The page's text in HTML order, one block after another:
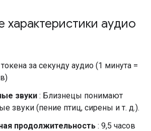
характеристики аудио
за секунду аудио (1 минута =
звуки : Близнецы понимают
звуки (пение птиц, сирены и т. д.).
продолжительность : 9,5 часов